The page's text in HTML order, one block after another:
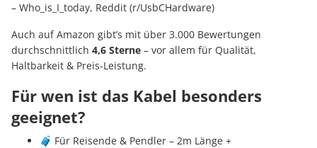
– Who_is_I_today, Reddit (r/UsbCHardware)
Auch auf Amazon gibt’s mit über 3.000 Bewertungen
durchschnittlich 4,6 Sterne – vor allem für Qualität,
Haltbarkeit & Preis-Leistung.
Für wen ist das Kabel besonders
geeignet?
🧳 Für Reisende & Pendler – 2m Länge +